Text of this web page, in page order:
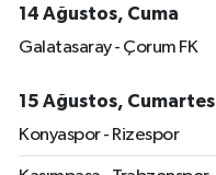
14 Ağustos, Cuma
Galatasaray - Çorum FK
15 Ağustos,
Konyaspor - Rizespor